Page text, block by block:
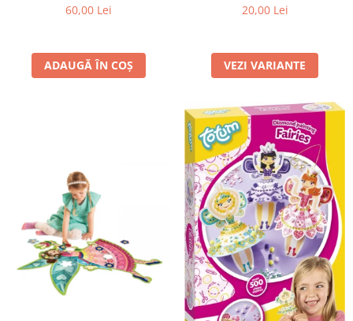
Princess
60,00 Lei
ADAUGĂ ÎN COȘ
20,00 Lei
VEZI VARIANTE